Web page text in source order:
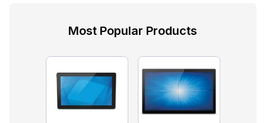
Most Popular Products